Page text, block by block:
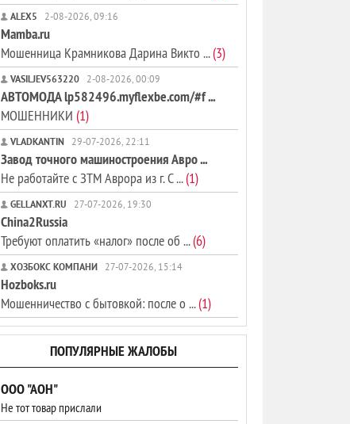
ALEX5 2-08-2026, 09:16
Mamba.ru
Мошенница Крамникова Дарина Викто ...(3)
VASILJEV563220 2-08-2026, 00:09
АВТОМОДА lp582496.myflexbe.com/#f ...
МОШЕННИКИ (1)
VLADKANTIN 29-07-2026, 22:11
Завод точного машиностроения Авро ...
Не работайте с ЗТМ Аврора из г. С ...(1)
GELLANXT.RU 27-07-2026, 19:30
China2Russia
Требуют оплатить «налог» после об ...(6)
ХОЗБОКС КОМПАНИ 27-07-2026, 15:14
Hozboks.ru
Мошенничество с бытовкой: после о ...(1)
ПОПУЛЯРНЫЕ ЖАЛОБЫ
ООО "АОН"
Не тот товар прислали